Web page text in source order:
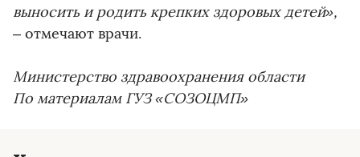
выносить и родить крепких здоровых детей»,
– отмечают врачи.
Министерство здравоохранения области
По материалам ГУЗ «СОЗОЦМП»